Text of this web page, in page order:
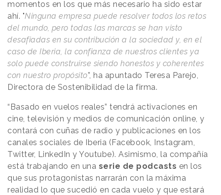
momentos en los que más necesario ha sido estar
ahí. "Ninguna empresa puede resolver todos los retos
del mundo, pero todas las marcas se han visto
desafiadas en su contribución a la sociedad y, en el
caso de Iberia, la confianza de nuestros clientes ya
solo puede construirse siendo honestos y coherentes
con nuestro propósito”, ha apuntado Teresa Parejo,
Directora de Sostenibilidad de la firma.
“Basado en vuelos reales” tendrá activaciones en
cine, televisión y medios de comunicación online, y
contará con cuñas de radio y publicaciones en los
canales sociales de Iberia (Facebook, Instagram,
Twitter, LinkedIn y Youtube). Asimismo, la compañía
está trabajando en una serie de podcasts en los
que sus protagonistas narrarán con la máxima
realidad lo que sucedió en cada vuelo y que estará